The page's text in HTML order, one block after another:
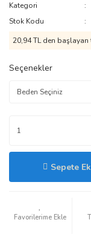
Kategori
Stok Kodu
20,94 TL den
Seçenekler
Sepete